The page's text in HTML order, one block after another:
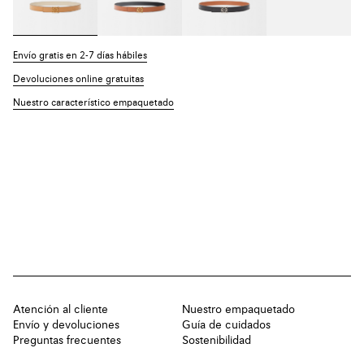
Envío gratis en 2-7 días hábiles
Devoluciones online gratuitas
Nuestro característico empaquetado
Atención al cliente
Envío y devoluciones
Preguntas frecuentes
Nuestro empaquetado
Guía de cuidados
Sostenibilidad